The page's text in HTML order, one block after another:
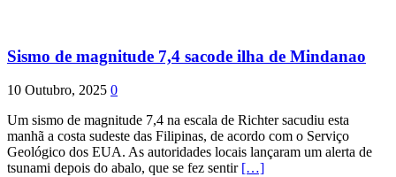
Sismo de magnitude 7,4 sacode ilha de Mindanao
10 Outubro, 2025 0
Um sismo de magnitude 7,4 na escala de Richter sacudiu esta
manhã a costa sudeste das Filipinas, de acordo com o Serviço
Geológico dos EUA. As autoridades locais lançaram um alerta de
tsunami depois do abalo, que se fez sentir […]